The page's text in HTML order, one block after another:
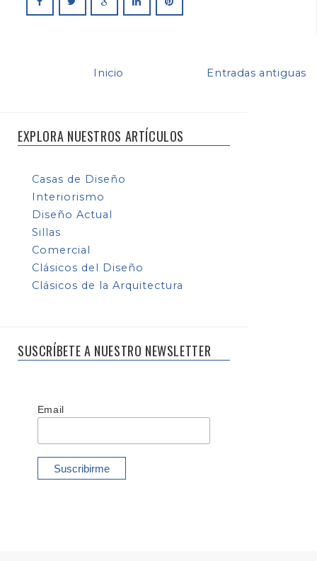
Entradas antiguas
Inicio
EXPLORA NUESTROS ARTÍCULOS
Casas de Diseño
Interiorismo
Diseño Actual
Sillas
Comercial
Clásicos del Diseño
Clásicos de la Arquitectura
SUSCRÍBETE A NUESTRO NEWSLETTER
Email